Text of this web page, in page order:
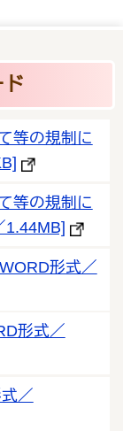
等の規制に
等の規制に
1.44MB]
形式／
形式／
／